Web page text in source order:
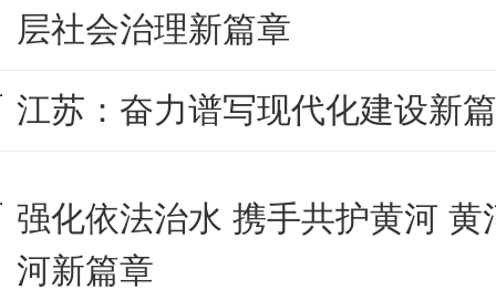
层社会治理新篇章
江苏：奋力谱写现代化建设新
强化依法治水 携手共护黄河
河新篇章